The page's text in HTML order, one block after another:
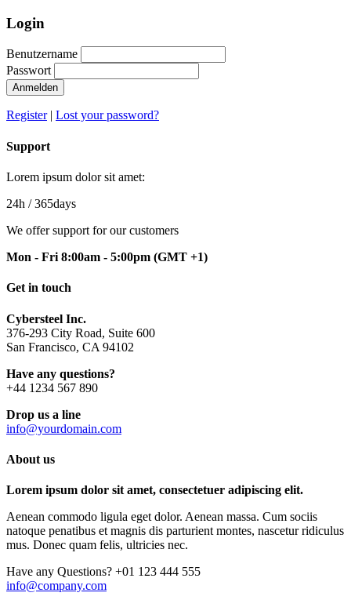
Login
Benutzername
Passwort
Anmelden
Register| Lost your password?
Support
Lorem ipsum dolor sit amet:
24h / 365days
We offer support for our customers
Mon - Fri 8:00am - 5:00pm (GMT +1)
Get in touch
Cybersteel Inc.
376-293 City Road, Suite 600
San Francisco, CA 94102
Have any questions?
+44 1234 567 890
Drop us a line
info@yourdomain.com
About us
Lorem ipsum dolor sit amet, consectetuer adipiscing elit.
Aenean commodo ligula eget dolor. Aenean massa. Cum sociis
natoque penatibus et magnis dis parturient montes, nascetur ridiculus
mus. Donec quam felis, ultricies nec.
Have any Questions? +01 123 444 555
info@company.com